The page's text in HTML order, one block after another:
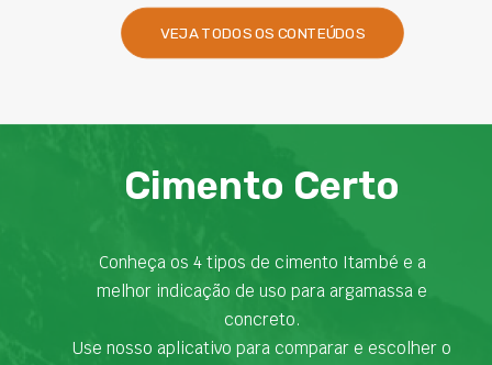
VEJA TODOS OS CONTEÚDOS
Cimento Certo
Conheça os 4 tipos de cimento Itambé e a
melhor indicação de uso para argamassa e
concreto.
Use nosso aplicativo para comparar e escolher o